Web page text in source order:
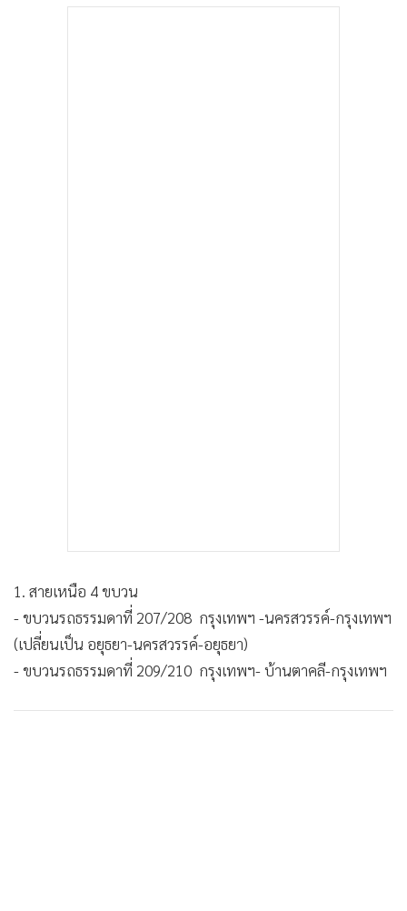
1. สายเหนือ 4 ขบวน
- ขบวนรถธรรมดาที่ 207/208 กรุงเทพฯ -นครสวรรค์-กรุงเทพฯ
(เปลี่ยนเป็น อยุธยา-นครสวรรค์-อยุธยา)
- ขบวนรถธรรมดาที่ 209/210 กรุงเทพฯ- บ้านตาคลี-กรุงเทพฯ